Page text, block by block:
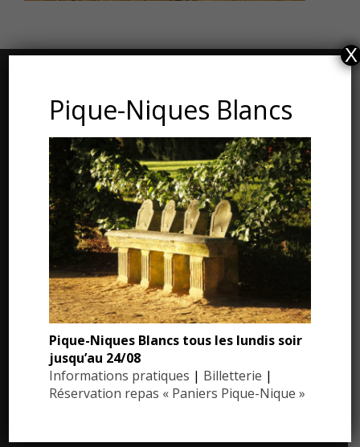
24590 Salignac-Eyvigues
Dordogne – Périgord
Téléphone : 05.53.28.99.71
Email : contact@eyrignac.com
ESPACE PRESSE
Dossier de presse
Communiqués de presse
Photothèque
Pique-Niques Blancs
Pique-Niques Blancs tous les lundis soir
jusqu’au 24/08
Informations pratiques | Billetterie |
Réservation repas « Paniers Pique-Nique »
X